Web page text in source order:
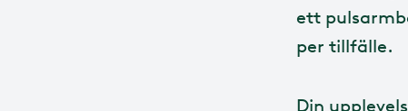
ett
per tillfälle.
Din